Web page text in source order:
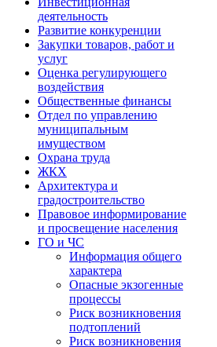
деятельность
Развитие конкуренции
Закупки товаров, работ и
услуг
Оценка регулирующего
воздействия
Общественные финансы
Отдел по управлению
муниципальным
имуществом
Охрана труда
ЖКХ
Архитектура и
градостроительство
Правовое информирование
и просвещение населения
ГО и ЧС
Информация общего
характера
Опасные экзогенные
процессы
Риск возникновения
подтоплений
Риск возникновения